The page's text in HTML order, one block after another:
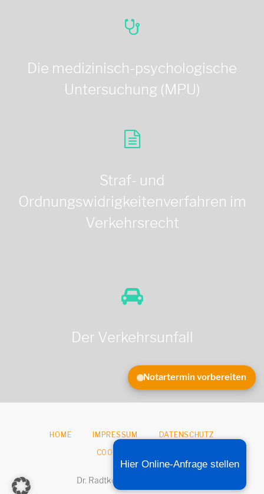
Die medizinisch-psychologische
Untersuchung (MPU)
Straf- und
Ordnungswidrigkeitenverfahren im
Verkehrsrecht
Der Verkehrsunfall
HOME IMPRESSUM
DATENSCHUTZ
COOKIE-OPTIONEN
Dr. Radtke & Partner © 2026.
Notartermin vorbereiten
Hier Online-Anfrage stellen